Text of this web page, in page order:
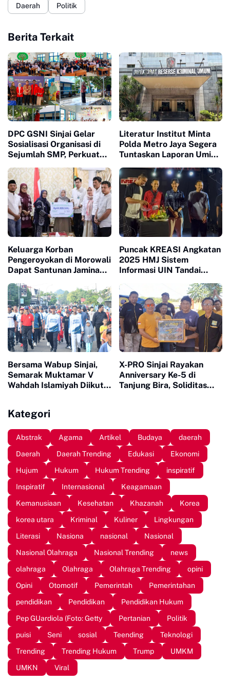
Daerah Politik
Berita Terkait
DPC GSNI Sinjai Gelar
Sosialisasi Organisasi di
Sejumlah SMP, Perkuat
Kepemimpinan Pelajar
Literatur Institut Minta
Polda Metro Jaya Segera
Tuntaskan Laporan Umi
Keluarga Korban
Pengeroyokan di Morowali
Dapat Santunan Jaminan
Juta
Puncak KREASI Angkatan
2025 HMJ Sistem
Informasi UIN Tandai
Bersama Wabup Sinjai,
Semarak Muktamar V
Wahdah Islamiyah Diikuti
X-PRO Sinjai Rayakan
Anniversary Ke-5 di
Tanjung Bira, Soliditas
Kategori
Abstrak Agama Artikel Budaya
daerah
Daerah
Daerah Trending Edukasi
Ekonomi
Hujum
Hukum Hukum Trending
inspiratif
Inspiratif
Internasional
Keagamaan
Kemanusiaan
Kesehatan Khazanah
Korea
korea utara
Kriminal Kuliner
Lingkungan
Literasi
Nasiona nasional
Nasional
Nasional Olahraga
Nasional Trending
news
olahraga
Olahraga Olahraga Trending
opini
Opini
Otomotif Pemerintah
Pemerintahan
pendidikan
Pendidikan
Pendidikan Hukum
Pep GUardiola (Foto: Getty
Pertanian
Politik
puisi
Seni sosial Teending
Teknologi
Trending
Trending Hukum Trump
UMKM
UMKN
Viral